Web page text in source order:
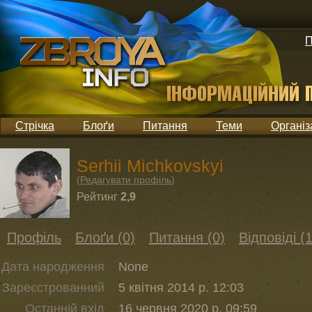
Стрічка Блоґи Питання Теми
Serhii Michkovskyi
(Редагувати профіль)
Рейтинг 2,9
Профіль Блоґи (0) Питання (0) Відповіді
Дата народження
None
Зареєстрованний
5 квітня 2014 р. 12:03
Останній вхід
16 червня 2020 р. 09:59